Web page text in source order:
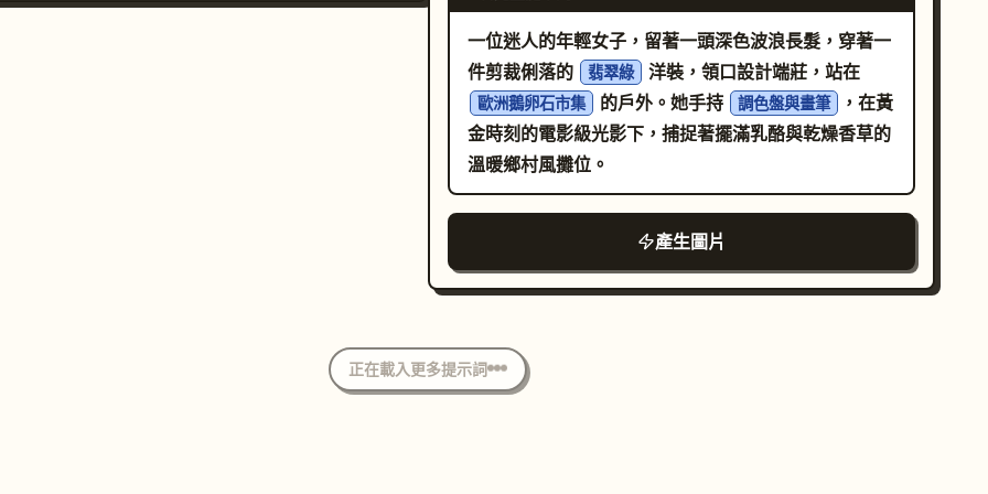
"前衛螺旋頭飾與頸飾", "material": "半透
一位迷人的年輕女子，留著一頭深色波浪長髮，穿著一
件剪裁俐落的
翡翠綠 洋裝，領口設計端莊，站在
歐洲鵝卵石市集 的戶外。她手持 調色盤與畫筆
，在黃
金時刻的電影級光影下，捕捉著擺滿乳酪與乾燥香草的
溫暖鄉村風攤位。
產生圖片
正在載入更多提示詞